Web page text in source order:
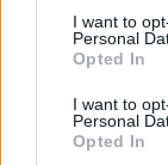
consent section.
I want to
Personal
Opted In
I want to
Personal
Opted In
aziende più
affrontare
informati e